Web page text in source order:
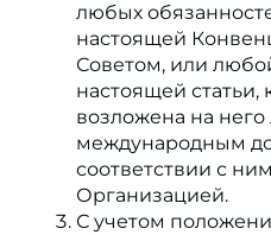
любых
настоящей
Советом, или
настоящей статьи,
возложена на
международным
соответствии с
Организацией.
С учетом